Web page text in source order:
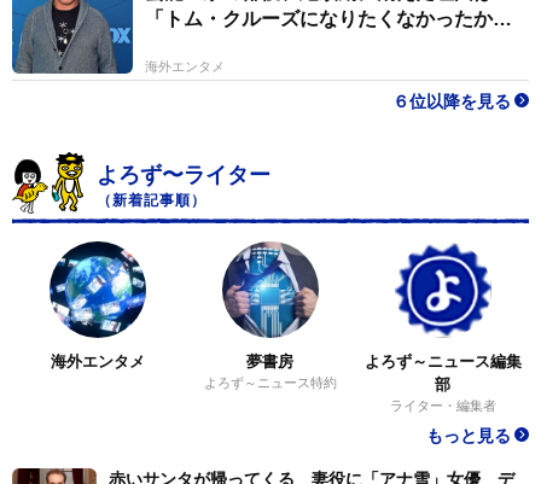
「トム・クルーズになりたくなかったか
海外エンタメ
６位以降を見る
よろず〜ライター
（新着記事順）
海外エンタメ 夢書房
よろず～ニュース特約
よろず～ニュース編集
部
ライター・編集者
もっと見る
赤いサンタが帰ってくる 妻役に「アナ雪」女優 デ